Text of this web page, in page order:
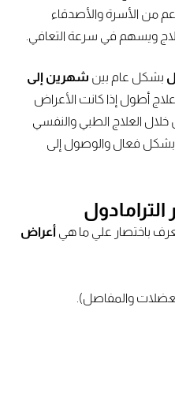
من الأسرة والأصدقاء
ويسهم في سرعة التعافي.
بشكل عام بينشهرين إلى
أطول إذا كانت الأعراض
خلال العلاج الطبي والنفسي
بشكل فعال والوصول إلى
باختصار علي ما هي أعراض
والمفاصل).